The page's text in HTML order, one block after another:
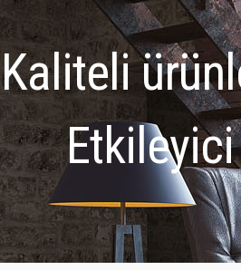
Kaliteli
Etkileyici